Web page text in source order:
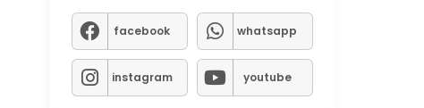
facebook whatsapp
instagram youtube